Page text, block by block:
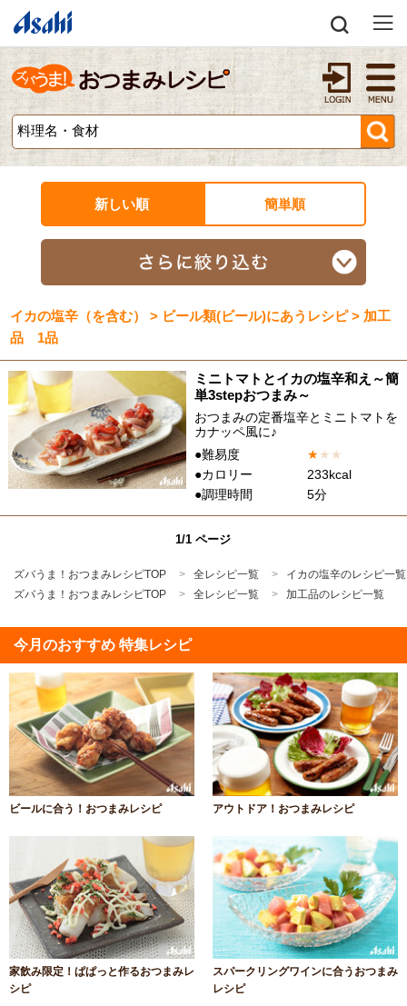
新しい順 簡単順
イカの塩辛（を含む） > ビール類(ビール)にあうレシピ > 加工
品 1品
ミニトマトとイカの塩辛和え～簡
単3stepおつまみ～
おつまみの定番塩辛とミニトマトを
カナッペ風に♪
●難易度
★★ ★
●カロリー
233kcal
●調理時間
5分
1/1 ページ
ズバうま！おつまみレシピTOP 全レシピ一覧
イカの塩辛のレシピ一覧
ズバうま！おつまみレシピTOP
全レシピ一覧 加工品のレシピ一覧
今月のおすすめ 特集レシピ
ビールに合う！おつまみレシピ アウトドア！おつまみレシピ
家飲み限定！ぱぱっと作るおつまみレ
シピ
スパークリングワインに合うおつまみ
レシピ